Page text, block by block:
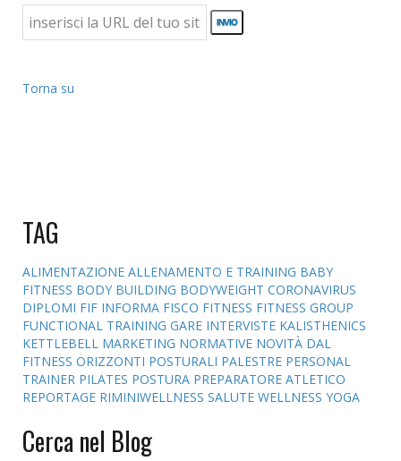
Torna su
TAG
ALIMENTAZIONE ALLENAMENTO E TRAINING BABY
FITNESS BODY BUILDING BODYWEIGHT CORONAVIRUS
DIPLOMI FIF INFORMA FISCO FITNESS FITNESS GROUP
FUNCTIONAL TRAINING GARE INTERVISTE KALISTHENICS
KETTLEBELL MARKETING NORMATIVE NOVITÀ DAL
FITNESS ORIZZONTI POSTURALI PALESTRE PERSONAL
TRAINER PILATES POSTURA PREPARATORE ATLETICO
REPORTAGE RIMINIWELLNESS SALUTE WELLNESS YOGA
Cerca nel Blog